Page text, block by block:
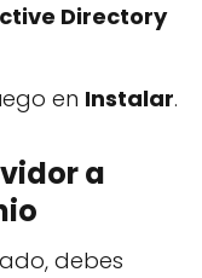
Directory
en Instalar.
a
debes